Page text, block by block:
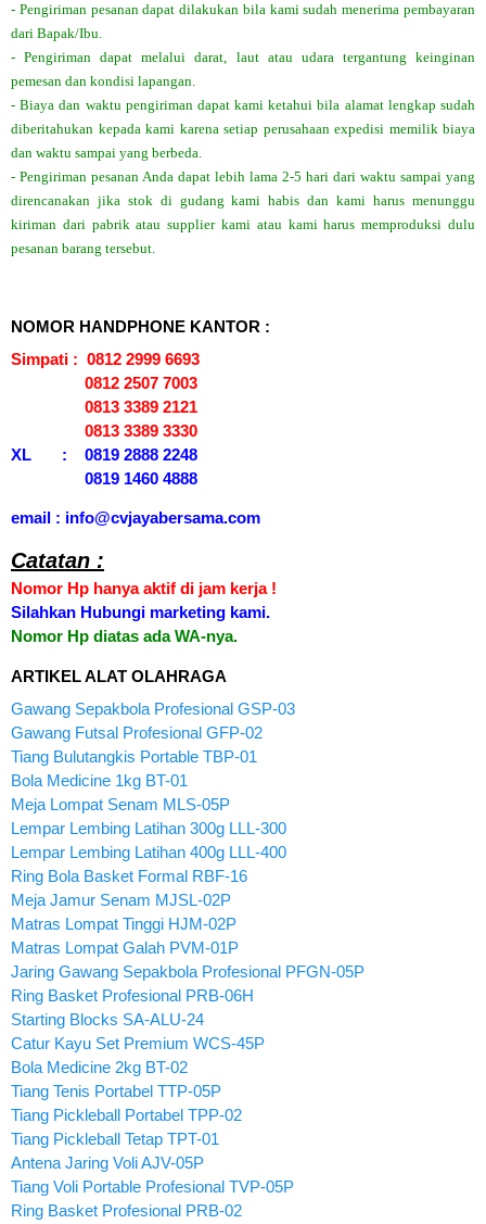
- Pengiriman pesanan dapat dilakukan bila kami sudah menerima pembayaran
dari Bapak/Ibu.
- Pengiriman dapat melalui darat, laut atau udara tergantung keinginan
pemesan dan kondisi lapangan.
- Biaya dan waktu pengiriman dapat kami ketahui bila alamat lengkap sudah
diberitahukan kepada kami karena setiap perusahaan expedisi memilik biaya
dan waktu sampai yang berbeda.
- Pengiriman pesanan Anda dapat lebih lama 2-5 hari dari waktu sampai yang
direncanakan jika stok di gudang kami habis dan kami harus menunggu
kiriman dari pabrik atau supplier kami atau kami harus memproduksi dulu
pesanan barang tersebut.
NOMOR HANDPHONE KANTOR :
Simpati : 0812 2999 6693
0812 2507 7003
0813 3389 2121
0813 3389 3330
XL : 0819 2888 2248
0819 1460 4888
email : info@cvjayabersama.com
Catatan :
Nomor Hp hanya aktif di jam kerja !
Silahkan Hubungi marketing kami.
Nomor Hp diatas ada WA-nya.
ARTIKEL ALAT OLAHRAGA
Gawang Sepakbola Profesional GSP-03
Gawang Futsal Profesional GFP-02
Tiang Bulutangkis Portable TBP-01
Bola Medicine 1kg BT-01
Meja Lompat Senam MLS-05P
Lempar Lembing Latihan 300g LLL-300
Lempar Lembing Latihan 400g LLL-400
Ring Bola Basket Formal RBF-16
Meja Jamur Senam MJSL-02P
Matras Lompat Tinggi HJM-02P
Matras Lompat Galah PVM-01P
Jaring Gawang Sepakbola Profesional PFGN-05P
Ring Basket Profesional PRB-06H
Starting Blocks SA-ALU-24
Catur Kayu Set Premium WCS-45P
Bola Medicine 2kg BT-02
Tiang Tenis Portabel TTP-05P
Tiang Pickleball Portabel TPP-02
Tiang Pickleball Tetap TPT-01
Antena Jaring Voli AJV-05P
Tiang Voli Portable Profesional TVP-05P
Ring Basket Profesional PRB-02